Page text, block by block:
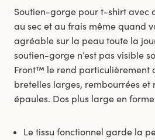
Soutien-gorge pour t-shirt avec
au sec et au frais même quand
agréable sur la peau toute la
soutien-gorge n’est pas visible
Front™ le rend particulièrement
bretelles larges, rembourrées et
épaules. Dos plus large en
Le tissu fonctionnel garde la